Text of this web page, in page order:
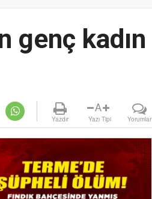
genç kadın
Yazdır
A
Yazı Tipi Yorumlar